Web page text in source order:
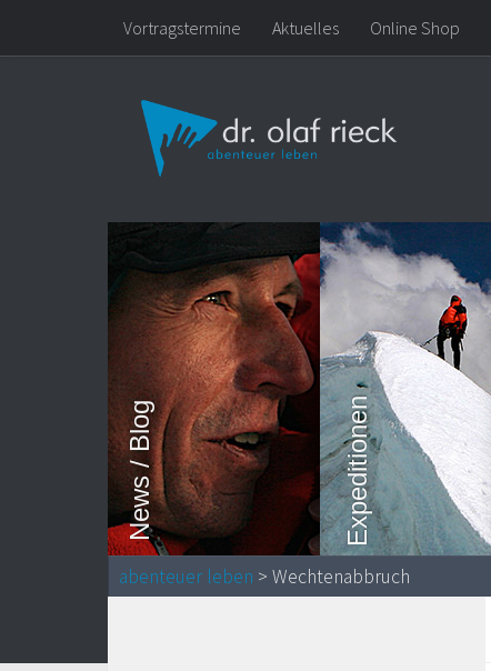
Zum Inhalt springen
Vortragstermine Aktuelles Online Shop
News / Blog Expeditionen
abenteuer leben > Wechtenabbruch